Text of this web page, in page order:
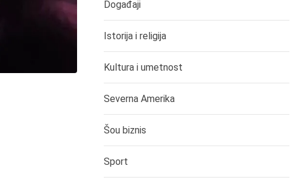
Događaji
Istorija i religija
Kultura i umetnost
Severna Amerika
Šou biznis
Sport